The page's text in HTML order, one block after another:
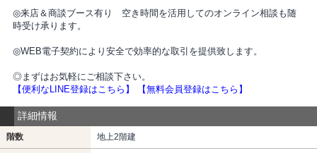
◎来店＆商談ブース有り 空き時間を活用してのオンライン相談も随
時受け承ります。
◎WEB電子契約により安全で効率的な取引を提供致します。
◎まずはお気軽にご相談下さい。
【便利なLINE登録はこちら】
【無料会員登録はこちら】
詳細情報
階数 地上2階建